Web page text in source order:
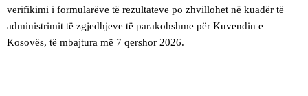
verifikimi i formularëve të rezultateve po zhvillohet në kuadër të
administrimit të zgjedhjeve të parakohshme për Kuvendin e
Kosovës, të mbajtura më 7 qershor 2026.